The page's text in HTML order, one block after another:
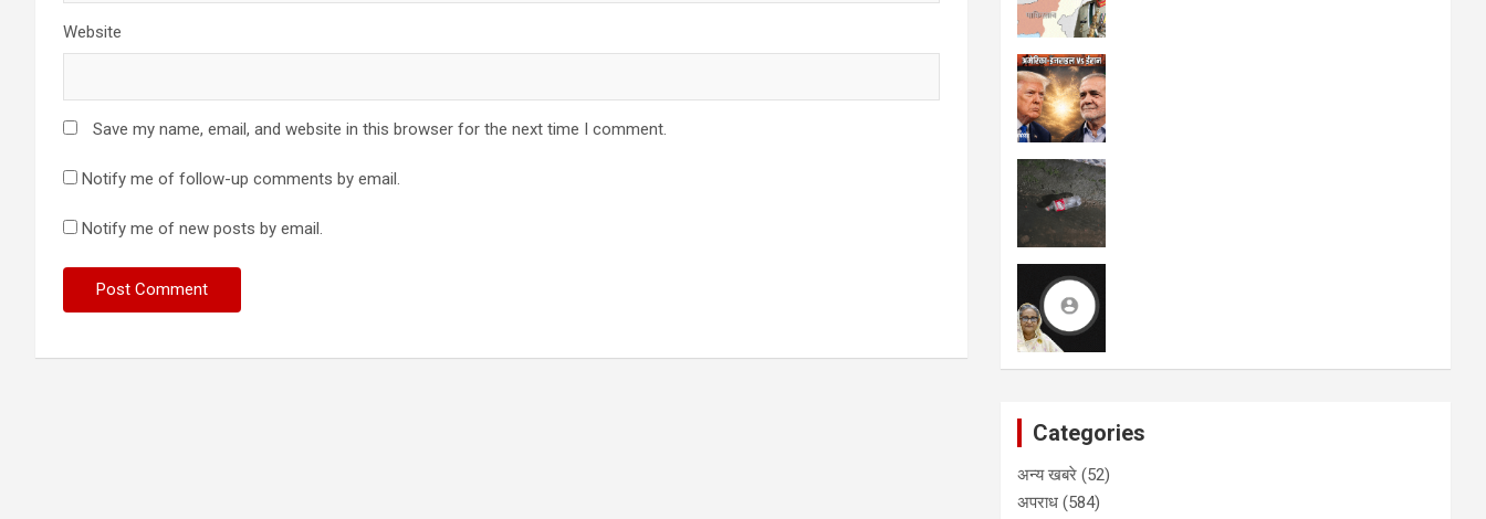
Website
Save my name, email, and website in this browser for the next time I comment.
Notify me of follow-up comments by email.
Notify me of new posts by email.
Categories
अन्य खबरे (52)
अपराध (584)